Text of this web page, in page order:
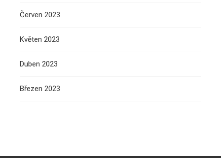
Červen 2023
Květen 2023
Duben 2023
Březen 2023